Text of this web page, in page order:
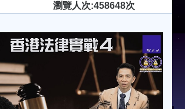
瀏覽人次:458648次